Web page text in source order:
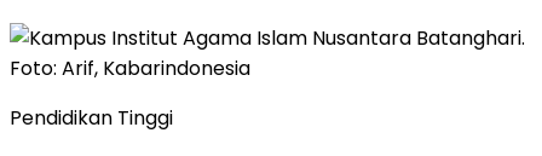
Pendidikan Tinggi